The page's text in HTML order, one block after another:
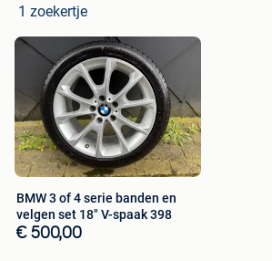
1 zoekertje
BMW 3 of 4 serie banden en
velgen set 18" V-spaak 398
€ 500,00